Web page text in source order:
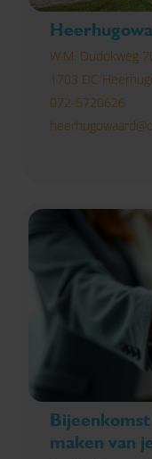
W.M. Dudokweg
1703 DC
072-5720626
maken van